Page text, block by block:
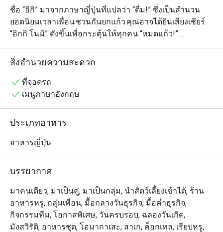
ชื่อ “อิกิ” มาจากภาษาญี่ปุ่นที่แปลว่า “ดื่ม!” ซึ่งเป็นสำนวน
ยอดนิยมเวลาเพื่อน ชวนกันยกแก้ว คุณอาจได้ยินเสียงเชียร์
“อิกกิ โนมิ” ดังขึ้นเพื่อกระตุ้นให้ทุกคน “หมดแก้ว!”
ขอให้คุณสนุกกับเมนูญี่ปุ่นหลากหลายของเรา ดื่มด่ำไปกับ
เพื่อน และอิ่มเอมกับอาหารญี่ปุ่นสดใหม่ที่ปรุงอย่างพิถีพิถัน
ทุกจาน
สิ่งอำนวยความสะดวก
ที่จอดรถ
เมนูภาษาอังกฤษ
ประเภทอาหาร
อาหารญี่ปุ่น
บรรยากาศ
มาคนเดียว, มาเป็นคู่, มาเป็นกลุ่ม, นำสัตว์เลี้ยงเข้าได้, ร้าน
อาหารหรู, กลุ่มเพื่อน, มื้อกลางวันธุรกิจ, มื้อค่ำธุรกิจ,
กิจกรรมทีม, โอกาสพิเศษ, วันครบรอบ, ฉลองวันเกิด,
มังสวิรัติ, อาหารชุด, โอมากาเสะ, สาเก, ค็อกเทล, เรียบหรู,